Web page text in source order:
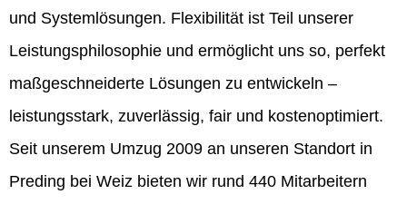
und Systemlösungen. Flexibilität ist Teil unserer
Leistungsphilosophie und ermöglicht uns so, perfekt
maßgeschneiderte Lösungen zu entwickeln –
leistungsstark, zuverlässig, fair und kostenoptimiert.
Seit unserem Umzug 2009 an unseren Standort in
Preding bei Weiz bieten wir rund 440 Mitarbeitern